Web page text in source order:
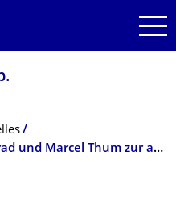
Politikbeiträge von Kai A. Konrad und Marcel Thum zur aktuellen Krisenpolitik und Einführung einer Vermögensabgabe